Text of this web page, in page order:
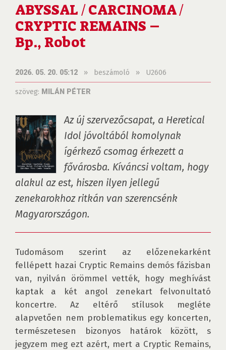
ABYSSAL / CARCINOMA /
CRYPTIC REMAINS –
Bp., Robot
2026. 05. 20. 05:12 » beszámoló » U2606
szöveg: MILÁN PÉTER
Az új szervezőcsapat, a Heretical
Idol jóvoltából komolynak
ígérkező csomag érkezett a
fővárosba. Kíváncsi voltam, hogy
alakul az est, hiszen ilyen jellegű
zenekarokhoz ritkán van szerencsénk
Magyarországon.
Tudomásom szerint az előzenekarként
fellépett hazai Cryptic Remains demós fázisban
van, nyilván örömmel vették, hogy meghívást
kaptak a két angol zenekart felvonultató
koncertre. Az eltérő stílusok megléte
alapvetően nem problematikus egy koncerten,
természetesen bizonyos határok között, s
jegyzem meg ezt azért, mert a Cryptic Remains,